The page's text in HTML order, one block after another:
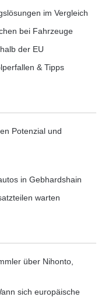
unter:
Bank•
• Recht•
•Strategie
im Vergleich
bei Fahrzeuge
der EU
& Tipps
Potenzial und
in Gebhardshain
warten
über Nihonto,
sich europäische